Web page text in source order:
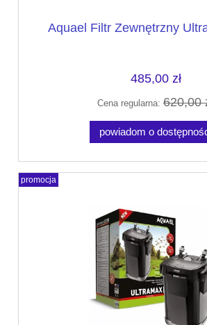
Aquael Filtr Zewnętrzny
485,00 zł
Cena regularna: 620,00
powiadom o
promocja